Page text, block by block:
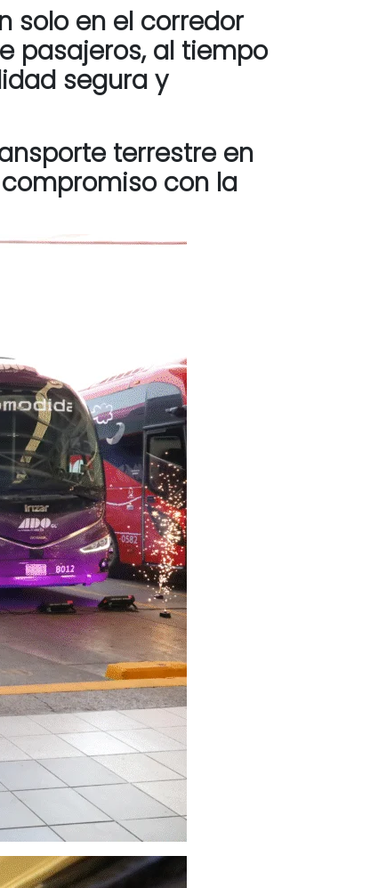
solo en el corredor
pasajeros, al tiempo
segura y
terrestre en
con la